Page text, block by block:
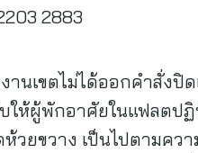
2883
เขตไม่ได้ออกคำสั่งปิ
ให้ผู้พักอาศัยในแฟลตป
วยขวาง เป็นไปตามค